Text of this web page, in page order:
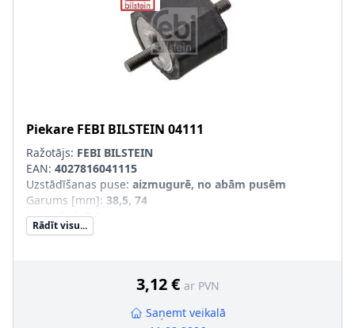
Piekare FEBI BILSTEIN 04111
Ražotājs: FEBI BILSTEIN
EAN: 4027816041115
Uzstādīšanas puse: aizmugurē, no abām pusēm
Garums [mm]: 38,5, 74
Masa [kg]:0,1
Materiāls:Gumija/ Metāls
:M8 x 1,25
Rādīt visu...
3,12 € ar PVN
Saņemt veikalā